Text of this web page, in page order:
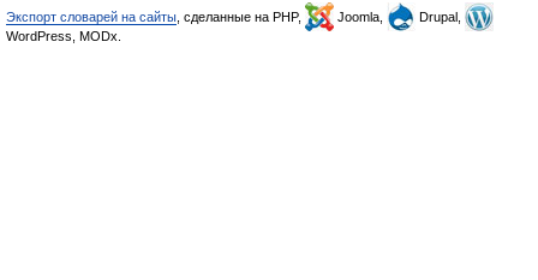
Экспорт словарей на сайты , сделанные на PHP, Joomla,
Drupal,
WordPress, MODx.